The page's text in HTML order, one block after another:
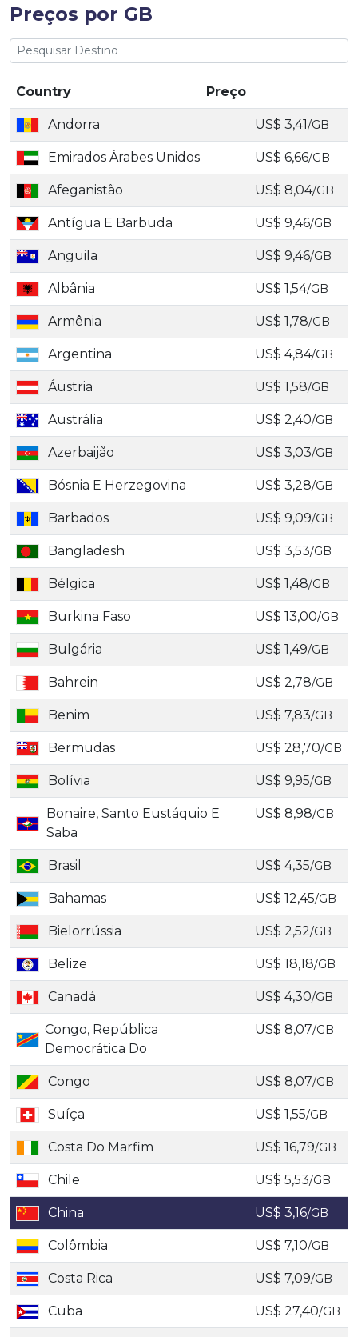
Preços por GB
Country Preço
Andorra US$ 3,41/GB
Emirados Árabes Unidos US$ 6,66/GB
Afeganistão US$ 8,04/GB
Antígua E Barbuda US$ 9,46/GB
Anguila US$ 9,46/GB
Albânia US$ 1,54/GB
Armênia US$ 1,78/GB
Argentina US$ 4,84/GB
Áustria US$ 1,58/GB
Austrália US$ 2,40/GB
Azerbaijão US$ 3,03/GB
Bósnia E Herzegovina US$ 3,28/GB
Barbados US$ 9,09/GB
Bangladesh US$ 3,53/GB
Bélgica US$ 1,48/GB
Burkina Faso US$ 13,00/GB
Bulgária US$ 1,49/GB
Bahrein US$ 2,78/GB
Benim US$ 7,83/GB
Bermudas US$ 28,70/GB
Bolívia US$ 9,95/GB
Bonaire, Santo Eustáquio E
Saba
US$ 8,98/GB
Brasil US$ 4,35/GB
Bahamas US$ 12,45/GB
Bielorrússia US$ 2,52/GB
Belize US$ 18,18/GB
Canadá US$ 4,30/GB
Congo, República
Democrática Do
US$ 8,07/GB
Congo US$ 8,07/GB
Suíça US$ 1,55/GB
Costa Do Marfim US$ 16,79/GB
Chile US$ 5,53/GB
China US$ 3,16/GB
Colômbia US$ 7,10/GB
Costa Rica US$ 7,09/GB
Cuba US$ 27,40/GB